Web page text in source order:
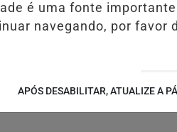
é uma fonte
navegando, por favor
APÓS DESABILITAR, ATUALIZE A